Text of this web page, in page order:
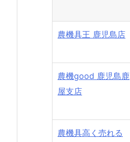
農機具王 鹿児島店
農機good 鹿児島鹿
屋支店
農機具高く売れる